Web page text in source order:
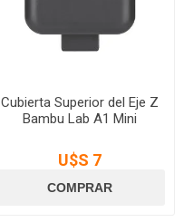
Cubierta Superior del Eje Z
Bambu Lab A1 Mini
U$S 7